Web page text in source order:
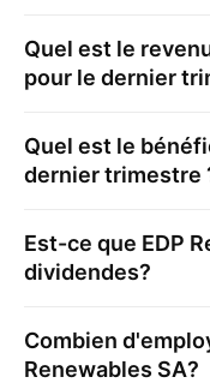
Quel est le
pour le dernier
Quel est le
dernier trimestre
Est-ce que EDP
dividendes?
Combien
Renewables SA?